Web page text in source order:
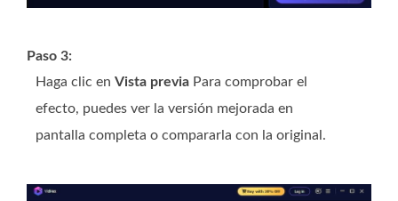
Paso 3:
Haga clic en Vista previa Para comprobar el
efecto, puedes ver la versión mejorada en
pantalla completa o compararla con la original.